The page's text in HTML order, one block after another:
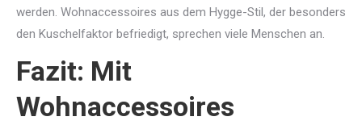
werden. Wohnaccessoires aus dem Hygge-Stil, der besonders
den Kuschelfaktor befriedigt, sprechen viele Menschen an.
Fazit: Mit
Wohnaccessoires